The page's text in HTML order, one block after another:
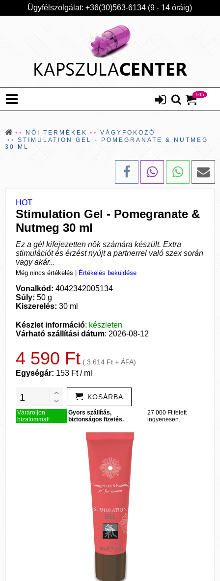
Ügyfélszolgálat: +36(30)563-6134 (9 - 14 óráig)
105
NŐI TERMÉKEK
VÁGYFOKOZÓ
STIMULATION GEL - POMEGRANATE & NUTMEG
30 ML
HOT
Stimulation Gel - Pomegranate &
Nutmeg 30 ml
Ez a gél kifejezetten nők számára készült. Extra
stimulációt és érzést nyújt a partnerrel való szex során
vagy akár...
Még nincs értékelés Értékelés beküldése
Vonalkód: 4042342005134
Súly: 50 g
Kiszerelés: 30 ml
Készlet információ: készleten
Várható szállítási dátum: 2026-08-12
4 590 Ft ( 3 614 Ft + ÁFA)
Egységár: 153 Ft / ml
KOSÁRBA
Várároljon
bizalommal!
Gyors szállítás,
biztonságos fizetés.
27.000 Ft felett
ingyenesen.